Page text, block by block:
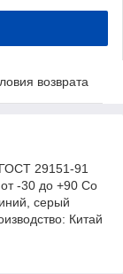
возврата
29151-91
-30 до +90 Co
серый
Китай